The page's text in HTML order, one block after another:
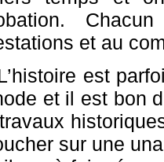
et au
est
et il est bon
sur une